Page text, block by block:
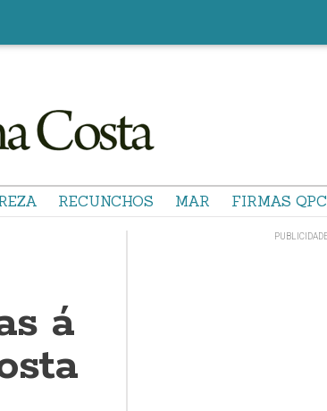
RECUNCHOS MAR FIRMAS QPC
á